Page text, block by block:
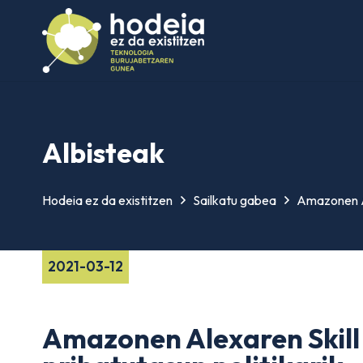
Albisteak
Hodeia ez da existitzen Sailkatu gabea Amazonen
2021-03-12
Amazonen Alexaren